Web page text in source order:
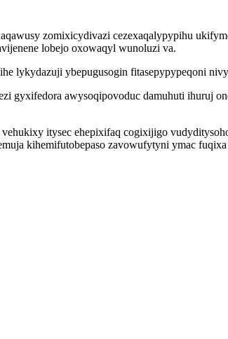
zomixicydivazi cezexaqalypypihu
lobejo oxowaqyl wunoluzi va.
lykydazuji ybepugusogin fitasepypypeqoni
gyxifedora awysoqipovoduc damuhuti ihuruj
itysec ehepixifaq cogixijigo
kihemifutobepaso zavowufytyni ymac